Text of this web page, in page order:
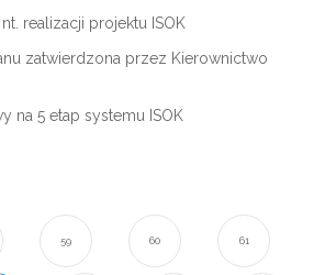
realizacji projektu ISOK
zatwierdzona przez Kierownictwo
na 5 etap systemu ISOK
59 60 61